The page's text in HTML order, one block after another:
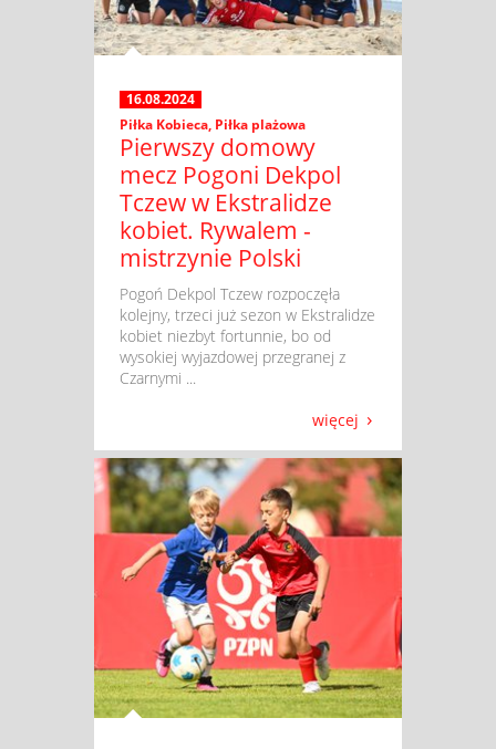
16.08.2024
Piłka Kobieca, Piłka plażowa
Pierwszy domowy
mecz Pogoni Dekpol
Tczew w Ekstralidze
kobiet. Rywalem -
mistrzynie Polski
​ Pogoń Dekpol Tczew rozpoczęła
kolejny, trzeci już sezon w Ekstralidze
kobiet niezbyt fortunnie, bo od
wysokiej wyjazdowej przegranej z
Czarnymi ...
więcej